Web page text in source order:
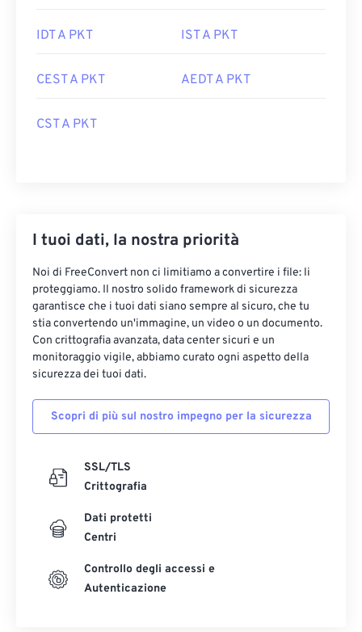
IDT A PKT IST A PKT
CEST A PKT AEDT A PKT
CST A PKT
I tuoi dati, la nostra priorità
Noi di FreeConvert non ci limitiamo a convertire i file: li
proteggiamo. Il nostro solido framework di sicurezza
garantisce che i tuoi dati siano sempre al sicuro, che tu
stia convertendo un'immagine, un video o un documento.
Con crittografia avanzata, data center sicuri e un
monitoraggio vigile, abbiamo curato ogni aspetto della
sicurezza dei tuoi dati.
Scopri di più sul nostro impegno per la sicurezza
SSL/TLS
Crittografia
Dati protetti
Centri
Controllo degli accessi e
Autenticazione